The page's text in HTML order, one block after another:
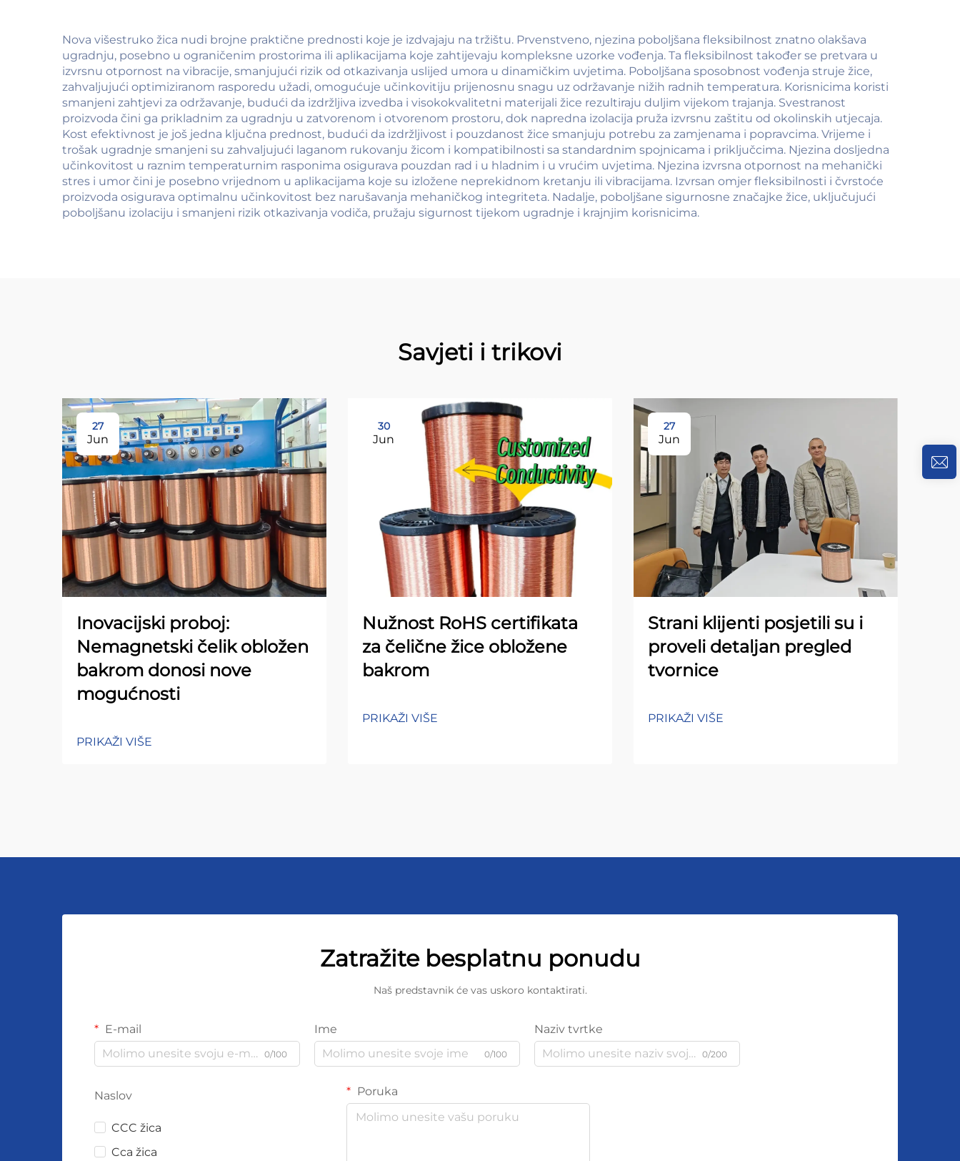
Nova višestruko žica nudi brojne praktične prednosti koje je izdvajaju na tržištu. Prvenstveno, njezina poboljšana fleksibilnost znatno olakšava
ugradnju, posebno u ograničenim prostorima ili aplikacijama koje zahtijevaju kompleksne uzorke vođenja. Ta fleksibilnost također se pretvara u
izvrsnu otpornost na vibracije, smanjujući rizik od otkazivanja uslijed umora u dinamičkim uvjetima. Poboljšana sposobnost vođenja struje žice,
zahvaljujući optimiziranom rasporedu užadi, omogućuje učinkovitiju prijenosnu snagu uz održavanje nižih radnih temperatura. Korisnicima koristi
smanjeni zahtjevi za održavanje, budući da izdržljiva izvedba i visokokvalitetni materijali žice rezultiraju duljim vijekom trajanja. Svestranost
proizvoda čini ga prikladnim za ugradnju u zatvorenom i otvorenom prostoru, dok napredna izolacija pruža izvrsnu zaštitu od okolinskih utjecaja.
Kost efektivnost je još jedna ključna prednost, budući da izdržljivost i pouzdanost žice smanjuju potrebu za zamjenama i popravcima. Vrijeme i
trošak ugradnje smanjeni su zahvaljujući laganom rukovanju žicom i kompatibilnosti sa standardnim spojnicama i priključcima. Njezina dosljedna
učinkovitost u raznim temperaturnim rasponima osigurava pouzdan rad i u hladnim i u vrućim uvjetima. Njezina izvrsna otpornost na mehanički
stres i umor čini je posebno vrijednom u aplikacijama koje su izložene neprekidnom kretanju ili vibracijama. Izvrsan omjer fleksibilnosti i čvrstoće
proizvoda osigurava optimalnu učinkovitost bez narušavanja mehaničkog integriteta. Nadalje, poboljšane sigurnosne značajke žice, uključujući
poboljšanu izolaciju i smanjeni rizik otkazivanja vodiča, pružaju sigurnost tijekom ugradnje i krajnjim korisnicima.
Savjeti i trikovi
27
Jun
Inovacijski proboj:
Nemagnetski čelik obložen
bakrom donosi nove
mogućnosti
PRIKAŽI VIŠE
30
Jun
Nužnost RoHS certifikata
za čelične žice obložene
bakrom
PRIKAŽI VIŠE
27
Jun
Strani klijenti posjetili su i
proveli detaljan pregled
tvornice
PRIKAŽI VIŠE
Zatražite besplatnu ponudu
Naš predstavnik će vas uskoro kontaktirati.
E-mail
0/100
Ime
0/100
Naziv tvrtke
0/200
Naslov
CCC žica
Cca žica
Poruka